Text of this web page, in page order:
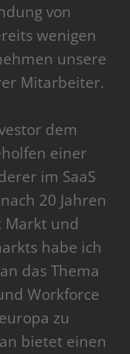
von
wenigen
unsere
Mitarbeiter.
dem
einer
im SaaS
20 Jahren
Markt und
habe ich
das Thema
Workforce
zu
bietet einen